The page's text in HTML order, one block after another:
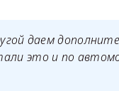
даем
это и по